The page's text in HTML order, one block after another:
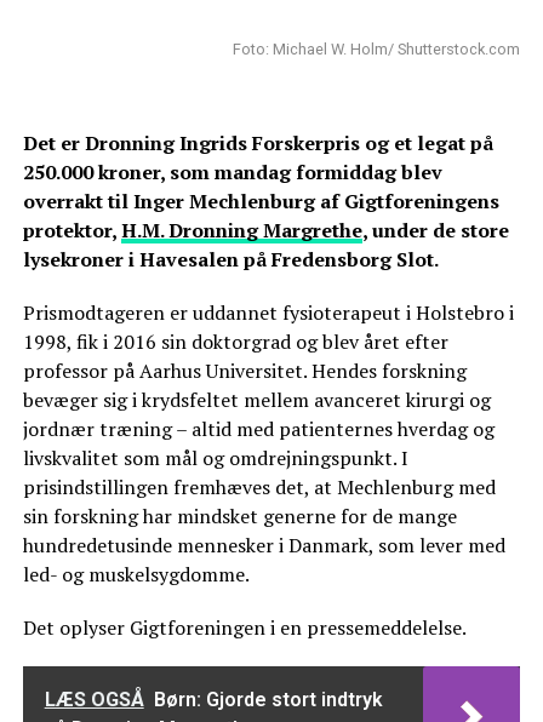
Foto: Michael W. Holm/ Shutterstock.com
Det er Dronning Ingrids Forskerpris og et legat på
250.000 kroner, som mandag formiddag blev
overrakt til Inger Mechlenburg af Gigtforeningens
protektor,H.M. Dronning Margrethe, under de store
lysekroner i Havesalen på Fredensborg Slot.
Prismodtageren er uddannet fysioterapeut i Holstebro i
1998, fik i 2016 sin doktorgrad og blev året efter
professor på Aarhus Universitet. Hendes forskning
bevæger sig i krydsfeltet mellem avanceret kirurgi og
jordnær træning – altid med patienternes hverdag og
livskvalitet som mål og omdrejningspunkt. I
prisindstillingen fremhæves det, at Mechlenburg med
sin forskning har mindsket generne for de mange
hundredetusinde mennesker i Danmark, som lever med
led- og muskelsygdomme.
Det oplyser Gigtforeningen i en pressemeddelelse.
LÆS OGSÅ Børn: Gjorde stort indtryk